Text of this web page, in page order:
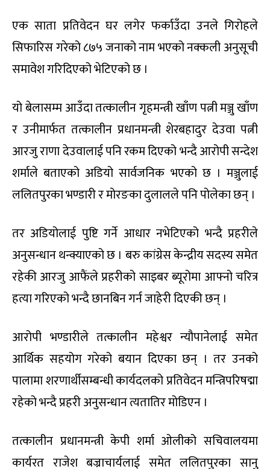
एक साता प्रतिवेदन घर लगेर फर्काउँदा उनले गिरोहले
सिफारिस गरेको ८७५ जनाको नाम भएको नक्कली अनुसूची
समावेश गरिदिएको भेटिएको छ ।
यो बेलासम्म आउँदा तत्कालीन गृहमन्त्री खाँण पत्नी मञ्जु खाँण
र उनीमार्फत तत्कालीन प्रधानमन्त्री शेरबहादुर देउवा पत्नी
आरजु राणा देउवालाई पनि रकम दिएको भन्दै आरोपी सन्देश
शर्माले बताएको अडियो सार्वजनिक भएको छ । मञ्जुलाई
ललितपुरका भण्डारी र मोरङका दुलालले पनि पोलेका छन् ।
तर अडियोलाई पुष्टि गर्ने आधार नभेटिएको भन्दै प्रहरीले
अनुसन्धान थन्क्याएको छ । बरु कांग्रेस केन्द्रीय सदस्य समेत
रहेकी आरजु आफैंले प्रहरीको साइबर ब्यूरोमा आफ्नो चरित्र
हत्या गरिएको भन्दै छानबिन गर्न जाहेरी दिएकी छन् ।
आरोपी भण्डारीले तत्कालीन महेश्वर न्यौपानेलाई समेत
आर्थिक सहयोग गरेको बयान दिएका छन् । तर उनको
पालामा शरणार्थीसम्बन्धी कार्यदलको प्रतिवेदन मन्त्रिपरिषद्मा
रहेको भन्दै प्रहरी अनुसन्धान त्यतातिर मोडिएन ।
तत्कालीन प्रधानमन्त्री केपी शर्मा ओलीको सचिवालयमा
कार्यरत राजेश बज्राचार्यलाई समेत ललितपुरका सानु